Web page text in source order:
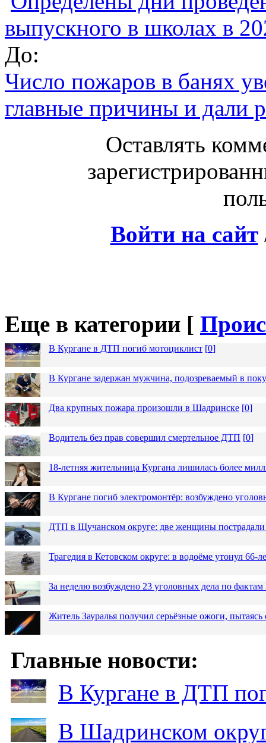
выпускного в школах в
До:
Число пожаров в банях
главные причины и дали
Оставлять
Войти на сайт
Еще в категории [
В Кургане в ДТП погиб мотоциклист [0]
В Кургане задержан мужчина, подозреваемый в
Два крупных пожара произошли в Шадринске [0]
Водитель без прав совершил смертельное ДТП [0]
18-летняя жительница Кургана лишилась более
В Кургане погиб электромонтёр: возбуждено
ДТП в Щучанском округе: две женщины пострадали
Трагедия в Кетовском округе: в водоёме утонул 66-
За неделю возбуждено 23 уголовных дела по
Житель Зауралья получил серьёзные ожоги, пытаясь
Главные новости:
В Кургане в ДТП
В Шадринском